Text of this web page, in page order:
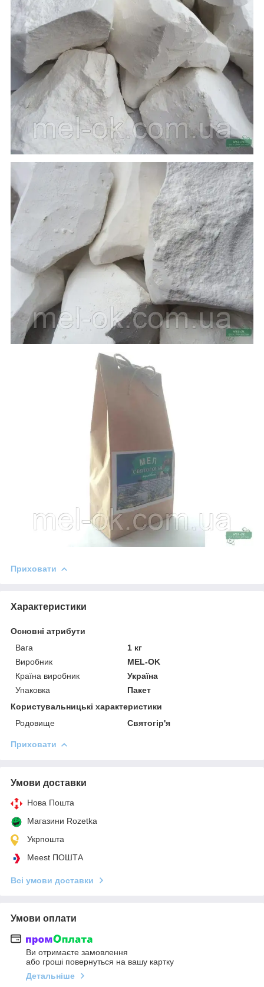
Приховати
Характеристики
Основні атрибути
Вага
1 кг
Виробник
MEL-OK
Країна виробник
Україна
Упаковка
Пакет
Користувальницькі характеристики
Родовище
Святогір'я
Приховати
Умови доставки
Нова Пошта
Магазини Rozetka
Укрпошта
Meest ПОШТА
Всі умови доставки
Умови оплати
Ви отримаєте замовлення
або гроші повернуться на вашу картку
Детальніше